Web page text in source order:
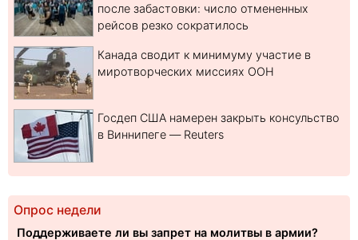
после забастовки: число отмененных
рейсов резко сократилось
Канада сводит к минимуму участие в
миротворческих миссиях ООН
Госдеп США намерен закрыть консульство
в Виннипеге — Reuters
Опрос недели
Поддерживаете ли вы запрет на молитвы в армии?